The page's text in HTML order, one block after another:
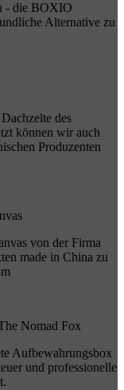
- die BOXIO
Alternative zu
des
können wir auch
Produzenten
von der Firma
made in China zu
Nomad Fox
Aufbewahrungsbox
und professionelle